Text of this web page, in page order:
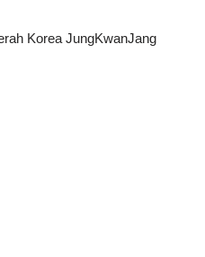
Korea JungKwanJang